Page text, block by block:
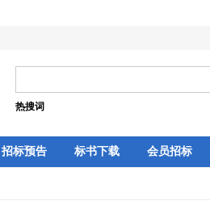
热搜词
招标预告 标书下载 会员招标